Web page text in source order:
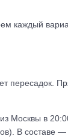
каждый
пересадок.
из Москвы в
В составе